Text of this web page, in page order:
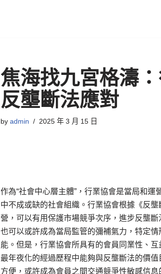
焦海找九宮格濤
反壟斷法應對
by admin 2025 年 3 月 15 日
作為“社會中心層主體”，行業協會是當局和
中不成或缺的社會組織。行業協會根據《反
營，可以有用保護市場競爭次序，進步反壟
也可以或許成為當局監管的彌補氣力，特定
能。但是，行業協會所具有的會員同業性、
最年夜化的經過歷程中能夠與反壟斷法的價
方便，或許成為會員之間交通競爭性敏感信息